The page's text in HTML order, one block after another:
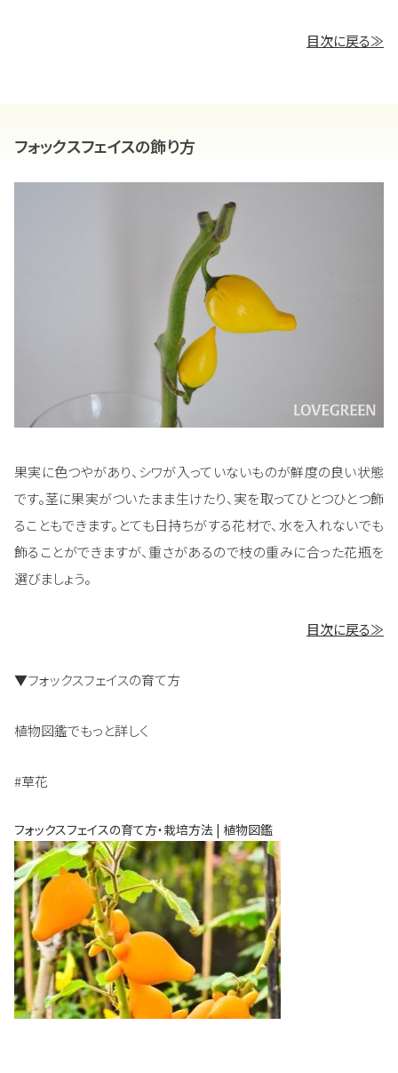
目次に戻る≫
フォックスフェイスの飾り方
果実に色つやがあり、シワが入っていないものが鮮度の良い状態
です。茎に果実がついたまま生けたり、実を取ってひとつひとつ飾
ることもできます。とても日持ちがする花材で、水を入れないでも
飾ることができますが、重さがあるので枝の重みに合った花瓶を
選びましょう。
目次に戻る≫
▼フォックスフェイスの育て方
植物図鑑でもっと詳しく
#草花
フォックスフェイスの育て方・栽培方法 | 植物図鑑